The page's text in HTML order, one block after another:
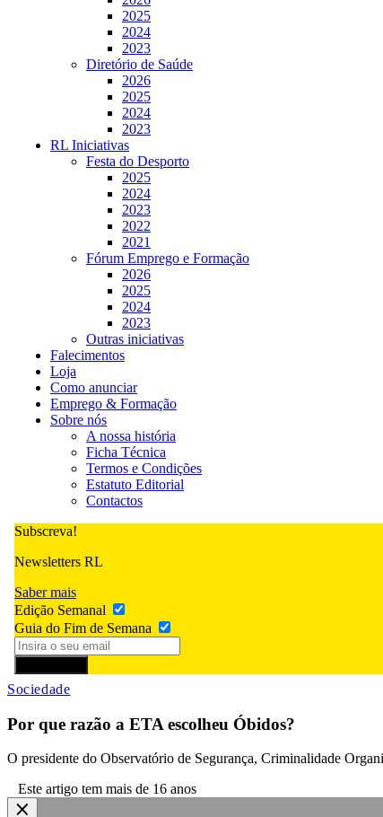
2025
2024
2023
Diretório de Saúde
2026
2025
2024
2023
RL Iniciativas
Festa do Desporto
2025
2024
2023
2022
2021
Fórum Emprego e Formação
2026
2025
2024
2023
Outras iniciativas
Falecimentos
Loja
Como anunciar
Emprego & Formação
Sobre nós
A nossa história
Ficha Técnica
Termos e Condições
Estatuto Editorial
Contactos
Subscreva!
Newsletters RL
Saber mais
Edição Semanal
Guia do Fim de Semana
Sociedade
Por que razão a ETA escolheu Óbidos?
O presidente do Observatório de Segurança, Criminalidade
Este artigo tem mais de 16 anos